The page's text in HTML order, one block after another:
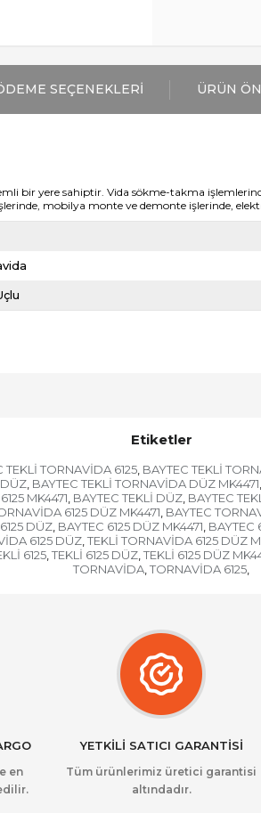
SEÇENEKLERI ÜRÜN
bir yere sahiptir. Vida sökme-takma
mobilya monte ve demonte işlerinde,
Etiketler
TEKLİ TORNAVİDA 6125, BAYTEC TEKLİ
, BAYTEC TEKLİ TORNAVİDA DÜZ MK4471,
MK4471, BAYTEC TEKLİ DÜZ, BAYTEC
6125 DÜZ MK4471, BAYTEC
DÜZ, BAYTEC 6125 DÜZ MK4471, BAYTEC
6125 DÜZ, TEKLİ TORNAVİDA 6125 DÜZ
6125, TEKLİ 6125 DÜZ, TEKLİ 6125 DÜZ
TORNAVİDA, TORNAVİDA 6125,
en
YETKİLİ SATICI GARANTİSİ
Tüm ürünlerimiz üretici garantisi
altındadır.